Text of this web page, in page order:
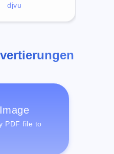
djvu
PDF file to